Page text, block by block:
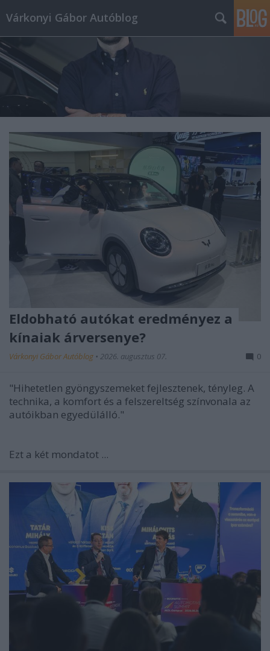
Várkonyi Gábor Autóblog
Eldobható autókat eredményez a
kínaiak árversenye?
Várkonyi Gábor Autóblog • 2026. augusztus 07. 0
"Hihetetlen gyöngyszemeket fejlesztenek, tényleg. A
technika, a komfort és a felszereltség színvonala az
autóikban egyedülálló."
Ezt a két mondatot ...